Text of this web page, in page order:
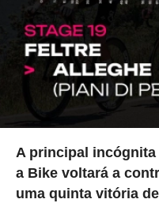
A principal incógnita
a Bike voltará a
uma quinta vitória